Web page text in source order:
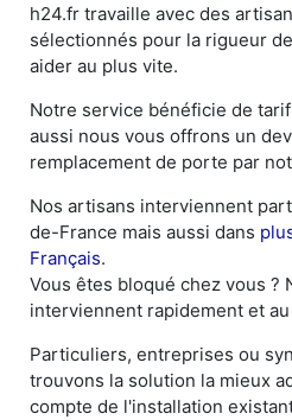
h24.fr travaille avec des
sélectionnés pour la rigueur
aider au plus vite.
Notre service bénéficie de
aussi nous vous offrons un
remplacement de porte par
Nos artisans interviennent
de-France mais aussi dans
Français.
Vous êtes bloqué chez vous ?
interviennent rapidement et
Particuliers, entreprises ou
trouvons la solution la mieux
compte de l'installation